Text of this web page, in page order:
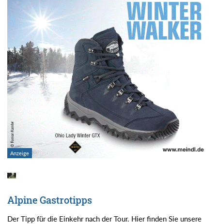
Alpine Gastrotipps
Der Tipp für die Einkehr nach der Tour. Hier finden Sie unsere